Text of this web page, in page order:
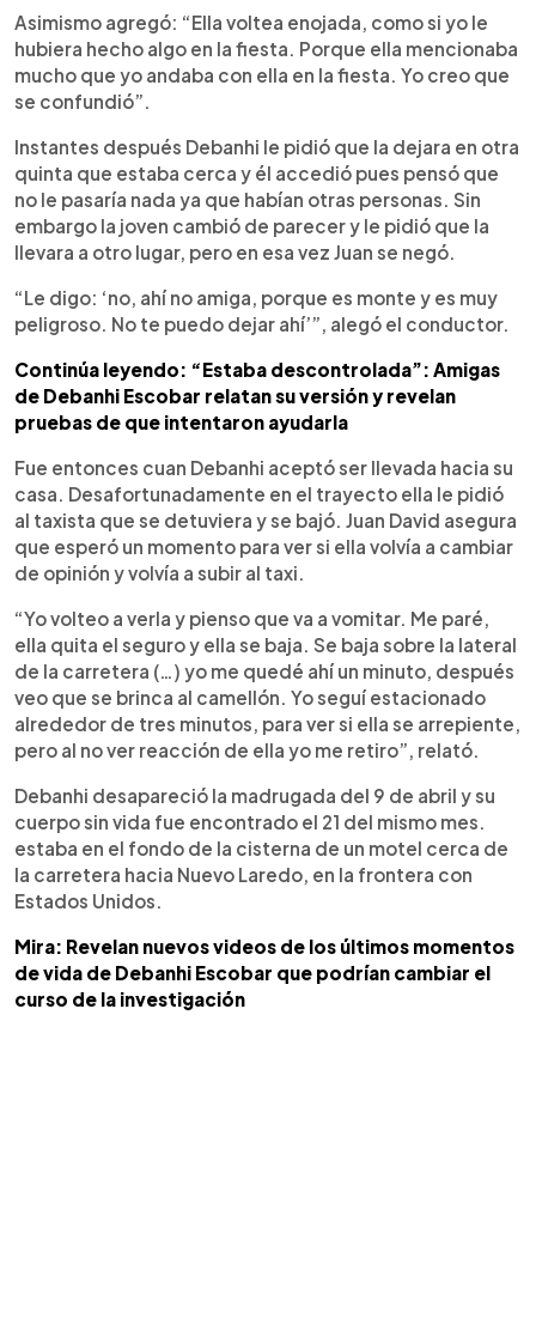
Asimismo agregó: “Ella voltea enojada, como si yo le
hubiera hecho algo en la fiesta. Porque ella mencionaba
mucho que yo andaba con ella en la fiesta. Yo creo que
se confundió”.
Instantes después Debanhi le pidió que la dejara en otra
quinta que estaba cerca y él accedió pues pensó que
no le pasaría nada ya que habían otras personas. Sin
embargo la joven cambió de parecer y le pidió que la
llevara a otro lugar, pero en esa vez Juan se negó.
“Le digo: ‘no, ahí no amiga, porque es monte y es muy
peligroso. No te puedo dejar ahí’”, alegó el conductor.
Continúa leyendo: “Estaba descontrolada”: Amigas
de Debanhi Escobar relatan su versión y revelan
pruebas de que intentaron ayudarla
Fue entonces cuan Debanhi aceptó ser llevada hacia su
casa. Desafortunadamente en el trayecto ella le pidió
al taxista que se detuviera y se bajó. Juan David asegura
que esperó un momento para ver si ella volvía a cambiar
de opinión y volvía a subir al taxi.
“Yo volteo a verla y pienso que va a vomitar. Me paré,
ella quita el seguro y ella se baja. Se baja sobre la lateral
de la carretera (…) yo me quedé ahí un minuto, después
veo que se brinca al camellón. Yo seguí estacionado
alrededor de tres minutos, para ver si ella se arrepiente,
pero al no ver reacción de ella yo me retiro”, relató.
Debanhi desapareció la madrugada del 9 de abril y su
cuerpo sin vida fue encontrado el 21 del mismo mes.
estaba en el fondo de la cisterna de un motel cerca de
la carretera hacia Nuevo Laredo, en la frontera con
Estados Unidos.
Mira: Revelan nuevos videos de los últimos momentos
de vida de Debanhi Escobar que podrían cambiar el
curso de la investigación